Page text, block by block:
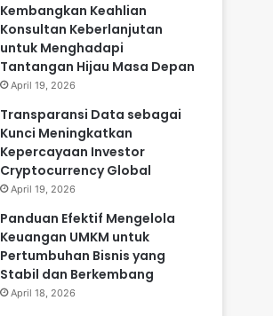
Kembangkan Keahlian
Konsultan Keberlanjutan
untuk Menghadapi
Tantangan Hijau Masa Depan
April 19, 2026
Transparansi Data sebagai
Kunci Meningkatkan
Kepercayaan Investor
Cryptocurrency Global
April 19, 2026
Panduan Efektif Mengelola
Keuangan UMKM untuk
Pertumbuhan Bisnis yang
Stabil dan Berkembang
April 18, 2026